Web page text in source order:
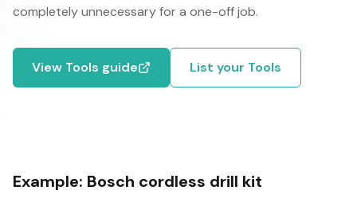
completely unnecessary for a one-off job.
View Tools guide List your Tools
Example: Bosch cordless drill kit